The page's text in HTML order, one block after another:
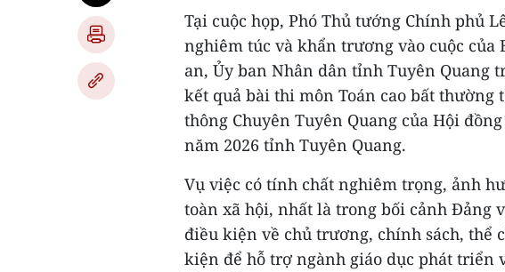
Tại cuộc họp, Phó Thủ tướng Chính phủ
nghiêm túc và khẩn trương vào cuộc của
an, Ủy ban Nhân dân tỉnh Tuyên Quang
kết quả bài thi môn Toán cao bất
thông Chuyên Tuyên Quang của Hội
năm 2026 tỉnh Tuyên Quang.
Vụ việc có tính chất nghiêm trọng, ảnh
toàn xã hội, nhất là trong bối cảnh Đảng
điều kiện về chủ trương, chính sách, thể
kiện để hỗ trợ ngành giáo dục phát triển